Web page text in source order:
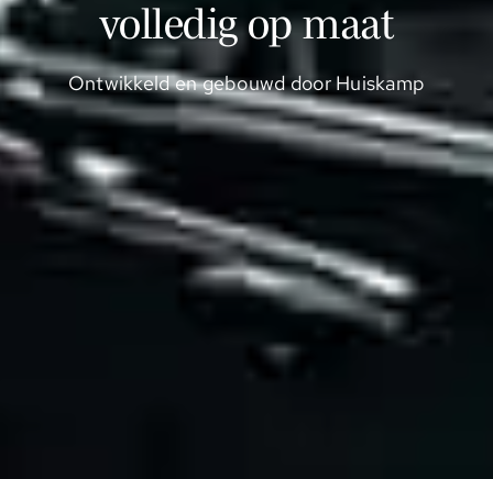
volledig op maat
Ontwikkeld en gebouwd door Huiskamp